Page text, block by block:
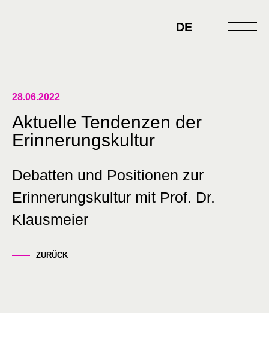
DE
28.06.2022
Aktuelle Tendenzen der
Erinnerungskultur
Debatten und Positionen zur
Erinnerungskultur mit Prof. Dr.
Klausmeier
ZURÜCK